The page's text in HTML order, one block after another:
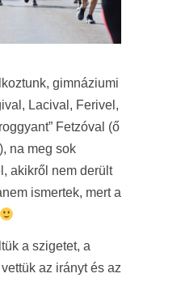
gimnáziumi
Lacival, Ferivel,
Fetzóval (ő
na meg sok
akikről nem derült
ismertek, mert a
a szigetet, a
az irányt és az